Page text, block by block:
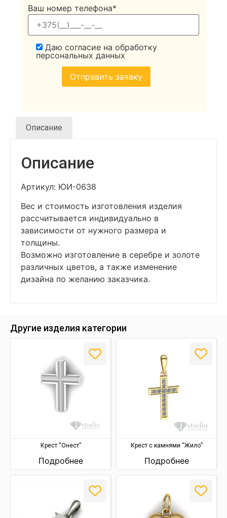
Ваш номер телефона*
Даю согласие на обработку
персональных данных
Описание
Описание
Артикул: ЮИ-0638
Вес и стоимость изготовления изделия
рассчитывается индивидуально в
зависимости от нужного размера и
толщины.
Возможно изготовление в серебре и золоте
различных цветов, а также изменение
дизайна по желанию заказчика.
Другие изделия категории
Крест “Онест”
Подробнее
Крест с камнями “Жило”
Подробнее